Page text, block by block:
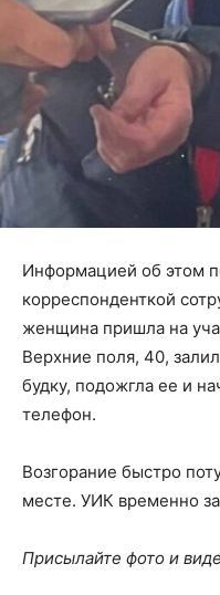
Информацией об этом
корреспонденткой
женщина пришла на
Верхние поля, 40,
будку, подожгла ее и
телефон.
Возгорание быстро
месте. УИК временно
Присылайте фото и